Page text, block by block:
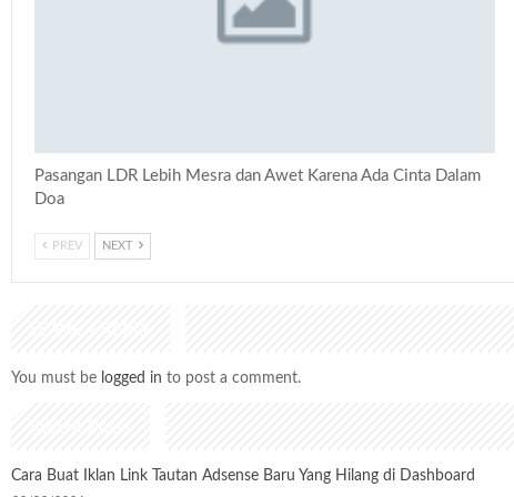
Pasangan LDR Lebih Mesra dan Awet Karena Ada Cinta Dalam
Doa
PREV NEXT
LEAVE A REPLY
You must be logged in to post a comment.
Recent Posts
Cara Buat Iklan Link Tautan Adsense Baru Yang Hilang di Dashboard